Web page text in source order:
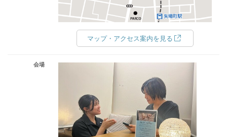
マップ・アクセス案内を見る
会場